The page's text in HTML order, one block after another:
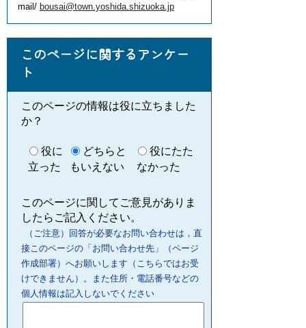
mail/ bousai@town.yoshida.shizuoka.jp
このページに関するアンケー
ト
このページの情報は役に立ちました
か？
役に
立った
どちらと
もいえない
役にたた
なかった
このページに関してご意見がありま
したらご記入ください。
（ご注意）回答が必要なお問い合わせは，直
接このページの「お問い合わせ先」（ページ
作成部署）へお願いします（こちらではお受
けできません）。また住所・電話番号などの
個人情報は記入しないでください